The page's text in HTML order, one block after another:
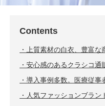
Contents
上質素材の白衣、豊富
安心感のあるクラシコ通
導入事例多数。医療従事
人気ファッションブラン